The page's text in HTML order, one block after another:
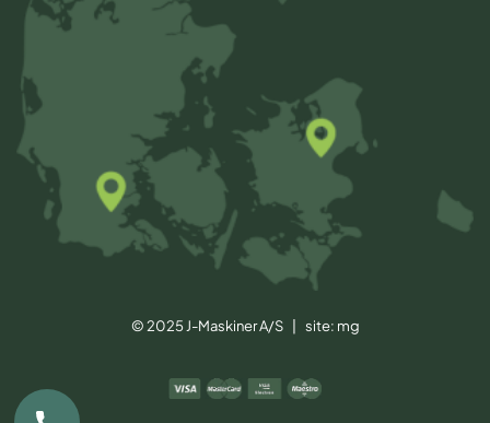
© 2025 J-Maskiner A/S | site: mg